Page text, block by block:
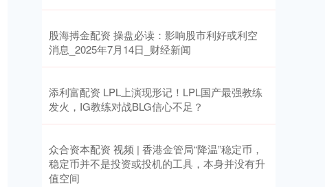
股海搏金配资 操盘必读：影响股市利好或利空
消息_2025年7月14日_财经新闻
添利富配资 LPL上演现形记！LPL国产最强教练
发火，IG教练对战BLG信心不足？
众合资本配资 视频 | 香港金管局“降温”稳定币，
稳定币并不是投资或投机的工具，本身并没有升
值空间